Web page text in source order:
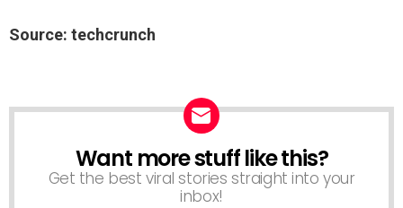
Source: techcrunch
NEWSLETTER
Want more stuff like this?
Get the best viral stories straight into your
inbox!